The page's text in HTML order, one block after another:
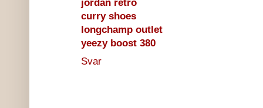
jordan retro
curry shoes
longchamp outlet
yeezy boost 380
Svar